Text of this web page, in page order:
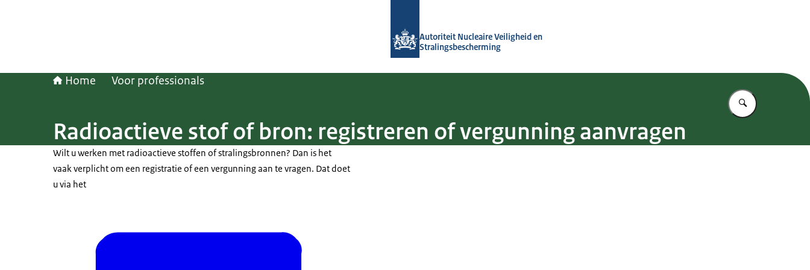
Autoriteit Nucleaire Veiligheid en
Stralingsbescherming
Home Voor professionals
Vul in wat u
Radioactieve stof of bron: registreren of vergunning aanvragen
Wilt u werken met radioactieve stoffen of stralingsbronnen? Dan is het
vaak verplicht om een registratie of een vergunning aan te vragen. Dat doet
u via het